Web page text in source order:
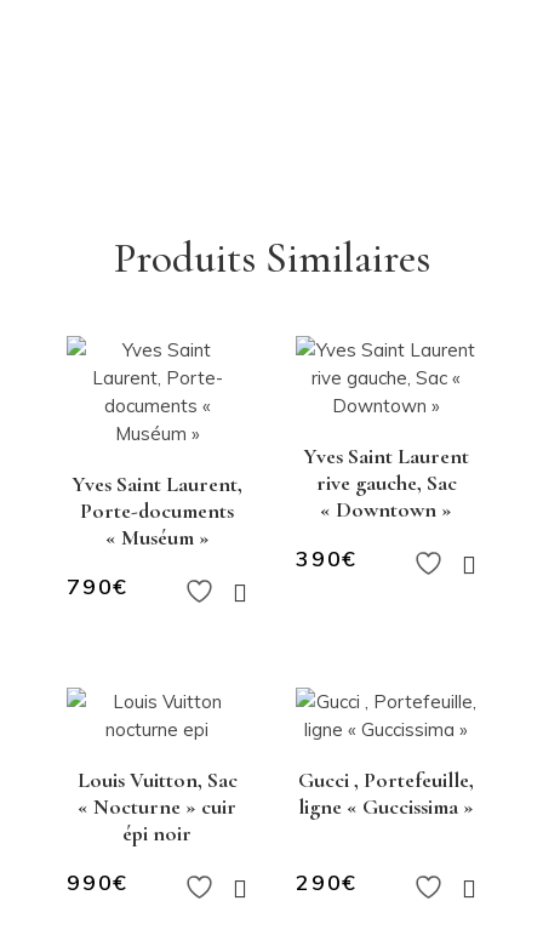
Produits Similaires
Yves Saint Laurent,
Porte-documents
« Muséum »
790€
Yves Saint Laurent
rive gauche, Sac
« Downtown »
390€
Louis Vuitton, Sac
« Nocturne » cuir
épi noir
990€
Gucci , Portefeuille,
ligne « Guccissima »
290€